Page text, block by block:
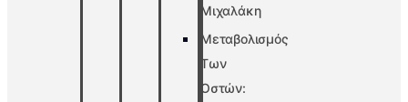
Μιχαλάκη
Μεταβολισμός
Των
Οστών: